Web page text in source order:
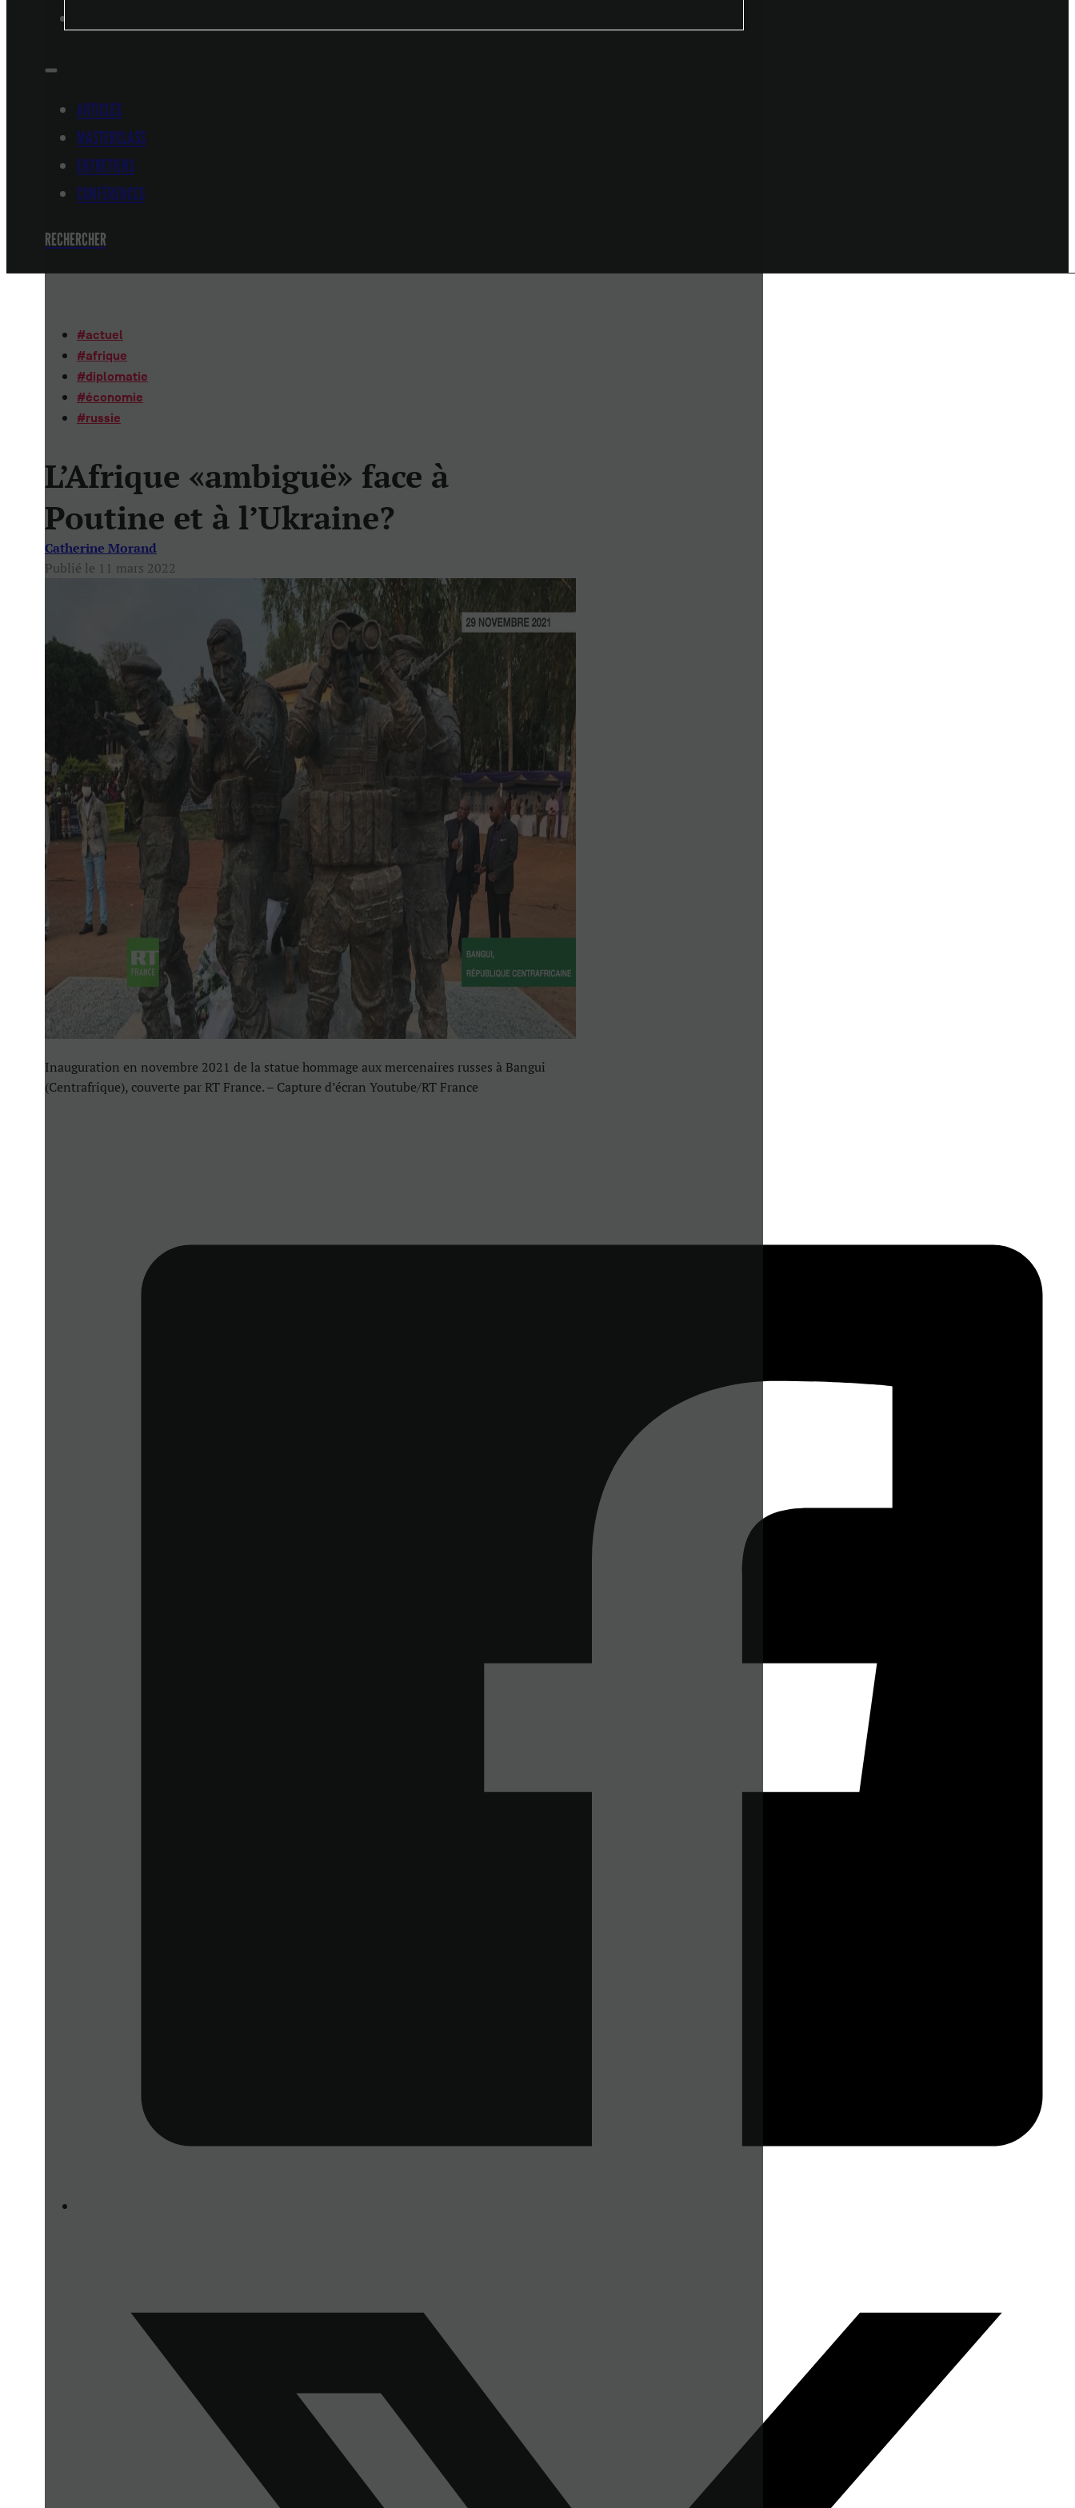
ARTICLES
MASTERCLASS
ENTRETIENS
CONFÉRENCES
RECHERCHER
#actuel
#afrique
#diplomatie
#économie
#russie
L’Afrique «ambiguë» face à
Poutine et à l’Ukraine?
Catherine Morand
Publié le 11 mars 2022
Inauguration en novembre 2021 de la statue hommage aux mercenaires russes à Bangui
(Centrafrique), couverte par RT France. – Capture d’écran Youtube/RT France